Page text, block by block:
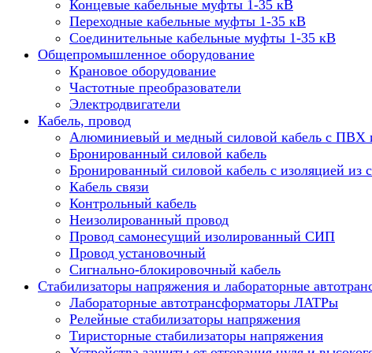
Концевые кабельные муфты 1-35 кВ
Переходные кабельные муфты 1-35 кВ
Соединительные кабельные муфты 1-35 кВ
Общепромышленное оборудование
Крановое оборудование
Частотные преобразователи
Электродвигатели
Кабель, провод
Алюминиевый и медный силовой кабель с ПВХ
Бронированный силовой кабель
Бронированный силовой кабель с изоляцией из
Кабель связи
Контрольный кабель
Неизолированный провод
Провод самонесущий изолированный СИП
Провод установочный
Сигнально-блокировочный кабель
Стабилизаторы напряжения и лабораторные
Лабораторные автотрансформаторы ЛАТРы
Релейные стабилизаторы напряжения
Тиристорные стабилизаторы напряжения